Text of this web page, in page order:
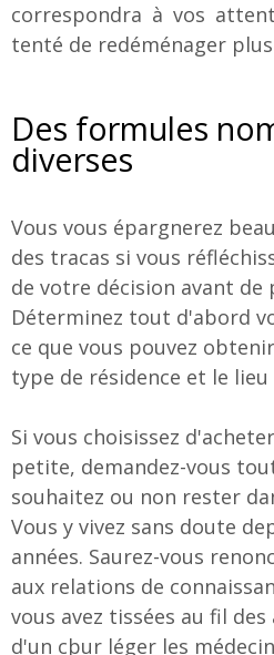
correspondra à vos
tenté de redéménager
Des formules
diverses
Vous vous épargnerez
des tracas si vous
de votre décision avant de
Déterminez tout d'abord
ce que vous pouvez
type de résidence et le
Si vous choisissez
petite, demandez-vous
souhaitez ou non rester
Vous y vivez sans doute
années. Saurez-vous
aux relations de
vous avez tissées au fil
d'un cþur léger les